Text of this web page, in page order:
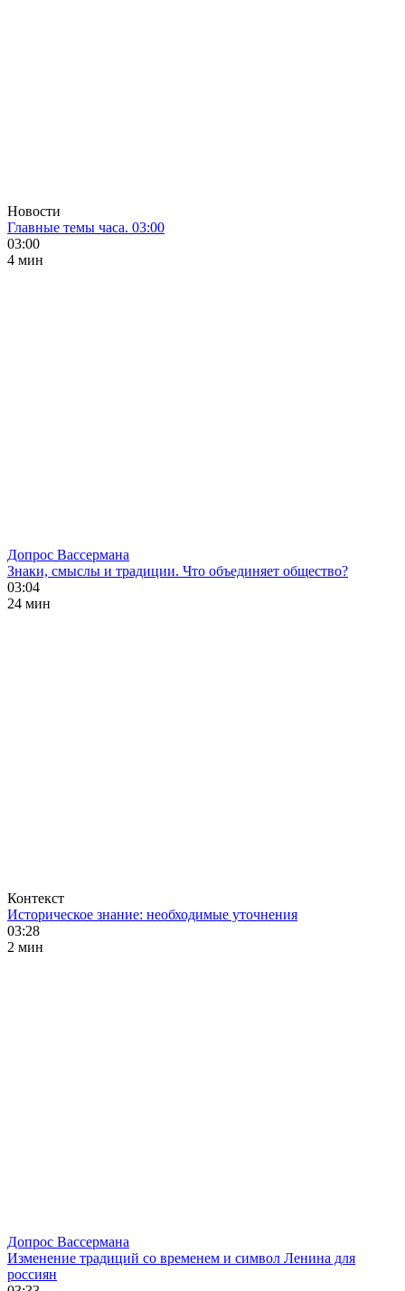
Новости
Главные темы часа. 03:00
03:00
4 мин
Допрос Вассермана
Знаки, смыслы и традиции. Что объединяет общество?
03:04
24 мин
Контекст
Историческое знание: необходимые уточнения
03:28
2 мин
Допрос Вассермана
Изменение традиций со временем и символ Ленина для
россиян